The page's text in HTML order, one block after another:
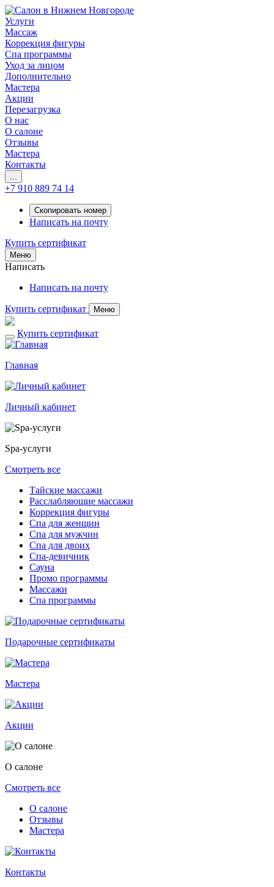
Услуги
Массаж
Коррекция фигуры
Спа программы
Уход за лицом
Дополнительно
Мастера
Акции
Перезагрузка
О нас
О салоне
Отзывы
Мастера
Контакты
...
+7 910 889 74 14
Скопировать номер
Написать на почту
Купить сертификат
Меню
Написать
Написать на почту
Купить сертификат Меню
Купить сертификат
Главная
Личный кабинет
Spa-услуги
Смотреть все
Тайские массажи
Расслабляющие массажи
Коррекция фигуры
Спа для женщин
Спа для мужчин
Спа для двоих
Спа-девичник
Сауна
Промо программы
Массажи
Спа программы
Подарочные сертификаты
Мастера
Акции
О салоне
Смотреть все
О салоне
Отзывы
Мастера
Контакты